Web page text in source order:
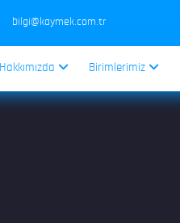
bilgi@kaymek.com.tr
Hakkımızda Birimlerimiz